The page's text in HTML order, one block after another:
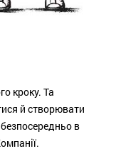
кроку. Та
й створювати
в